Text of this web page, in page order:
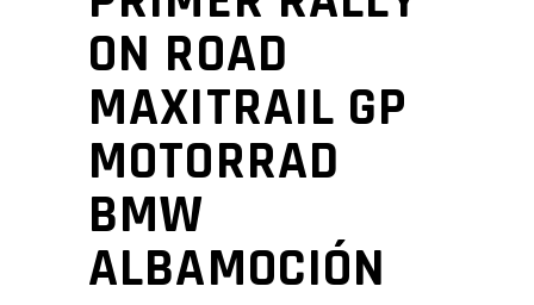
ON ROAD
MAXITRAIL GP
MOTORRAD
BMW
ALBAMOCIÓN